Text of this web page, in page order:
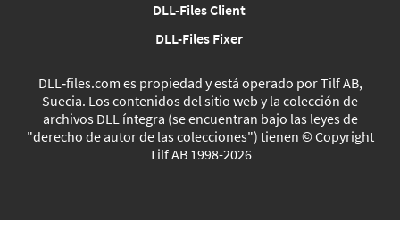
DLL-Files Client
DLL-Files Fixer
DLL‑files.com es propiedad y está operado por Tilf AB,
Suecia. Los contenidos del sitio web y la colección de
archivos DLL íntegra (se encuentran bajo las leyes de
"derecho de autor de las colecciones") tienen © Copyright
Tilf AB 1998-2026